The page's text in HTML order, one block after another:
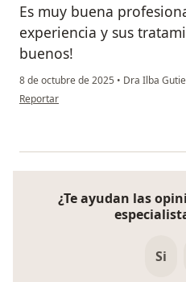
Es muy buena
experiencia y sus
buenos!
8 de octubre de 2025 • Dra Ilba
en opinión del usuario LM
Reportar
¿Te ayudan las
Si